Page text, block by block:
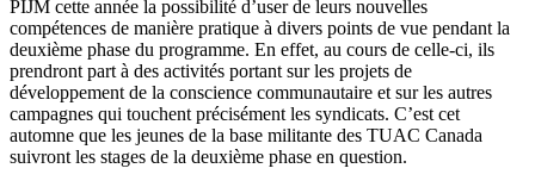
PIJM cette année la possibilité d’user de leurs nouvelles
compétences de manière pratique à divers points de vue pendant la
deuxième phase du programme. En effet, au cours de celle-ci, ils
prendront part à des activités portant sur les projets de
développement de la conscience communautaire et sur les autres
campagnes qui touchent précisément les syndicats. C’est cet
automne que les jeunes de la base militante des TUAC Canada
suivront les stages de la deuxième phase en question.